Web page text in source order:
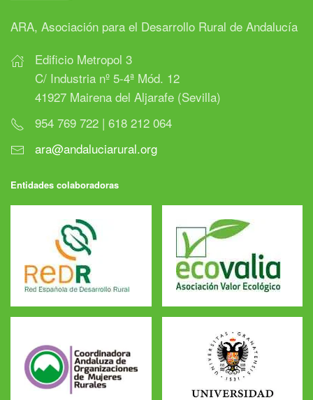
ARA, Asociación para el Desarrollo Rural de Andalucía
Edificio Metropol 3
C/ Industria nº 5-4ª Mód. 12
41927 Mairena del Aljarafe (Sevilla)
954 769 722 | 618 212 064
ara@andaluciarural.org
Entidades colaboradoras